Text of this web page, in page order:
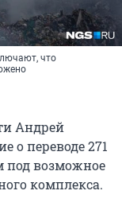
что
Андрей
о переводе 271
под возможное
комплекса.